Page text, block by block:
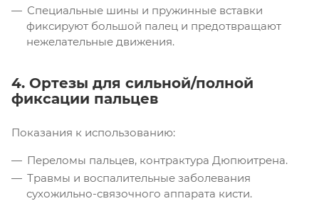
Специальные шины и пружинные вставки
фиксируют большой палец и предотвращают
нежелательные движения.
4. Ортезы для сильной/полной
фиксации пальцев
Показания к использованию:
Переломы пальцев, контрактура Дюпюитрена.
Травмы и воспалительные заболевания
сухожильно-связочного аппарата кисти.